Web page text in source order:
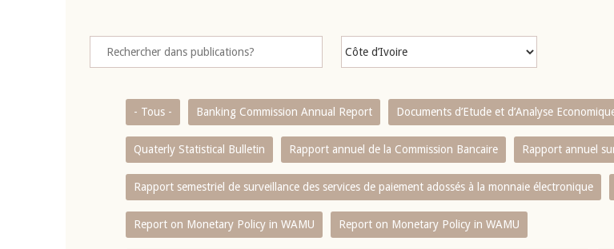
- Tous - Banking Commission Annual Report Documents d’Etude et d’Analyse
Quaterly Statistical Bulletin Rapport annuel de la Commission Bancaire Rapport annuel
Rapport semestriel de surveillance des services de paiement adossés à la monnaie électronique
Report on Monetary Policy in WAMU Report on Monetary Policy in WAMU